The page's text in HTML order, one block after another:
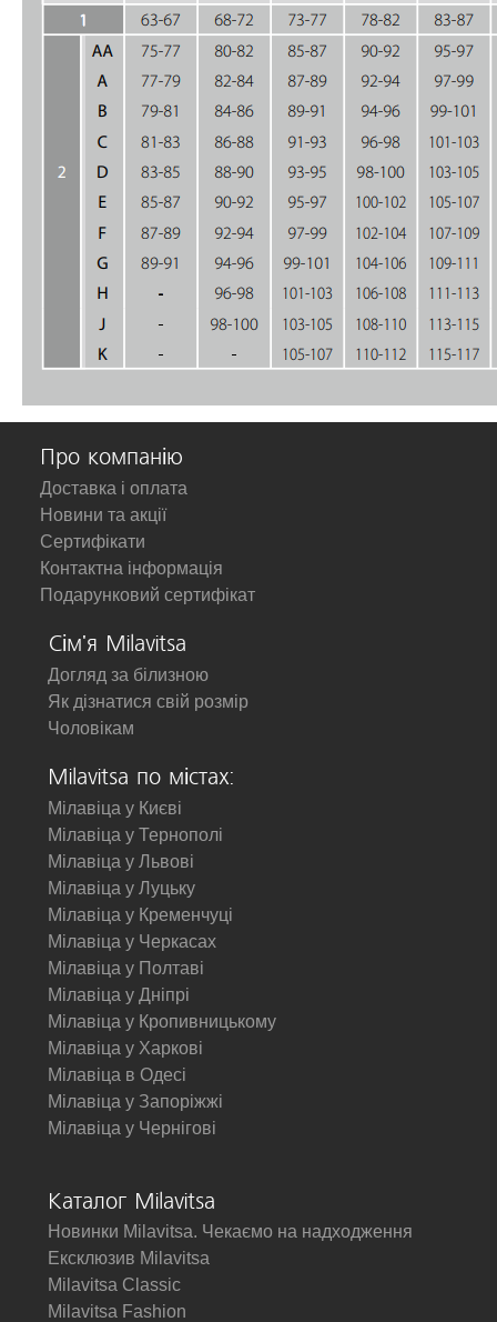
Про компанію
Доставка і оплата
Новини та акції
Сертифікати
Контактна інформація
Подарунковий сертифікат
Сім'я Milavitsa
Догляд за білизною
Як дізнатися свій розмір
Чоловікам
Milavitsa по містах:
Мілавіца у Києві
Мілавіца у Тернополі
Мілавіца у Львові
Мілавіца у Луцьку
Мілавіца у Кременчуці
Мілавіца у Черкасах
Мілавіца у Полтаві
Мілавіца у Дніпрі
Мілавіца у Кропивницькому
Мілавіца у Харкові
Мілавіца в Одесі
Мілавіца у Запоріжжі
Мілавіца у Чернігові
Каталог Milavitsa
Новинки Milavitsa. Чекаємо на надходження
Ексклюзив Milavitsa
Milavitsa Classic
Milavitsa Fashion